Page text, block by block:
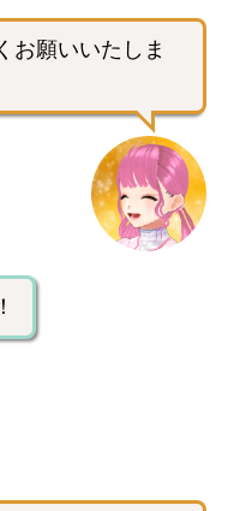
お願いいたしま